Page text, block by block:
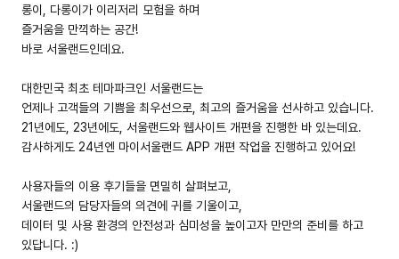
Community
롱이, 다롱이가 이리저리 모험을 하며
즐거움을 만끽하는 공간!
바로 서울랜드인데요.
대한민국 최초 테마파크인 서울랜드는
언제나 고객들의 기쁨을 최우선으로, 최고의 즐거움을 선사하고 있습니다.
21년에도, 23년에도, 서울랜드와 웹사이트 개편을 진행한 바 있는데요.
감사하게도 24년엔 마이서울랜드 APP 개편 작업을 진행하고 있어요!
사용자들의 이용 후기들을 면밀히 살펴보고,
서울랜드의 담당자들의 의견에 귀를 기울이고,
데이터 및 사용 환경의 안전성과 심미성을 높이고자 만만의 준비를 하고
있답니다. :)